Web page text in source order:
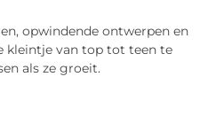
opwindende ontwerpen en
kleintje van top tot teen te
als ze groeit.